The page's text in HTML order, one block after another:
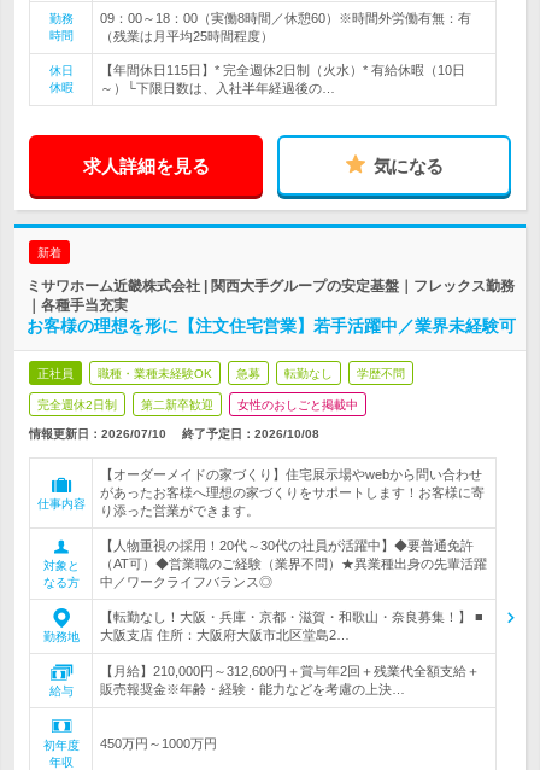
勤務
時間
09：00～18：00（実働8時間／休憩60）※時間外労働有無：有
（残業は月平均25時間程度）
休日
休暇
【年間休日115日】* 完全週休2日制（火水）* 有給休暇（10日
～）└下限日数は、入社半年経過後の…
求人詳細を見る 気になる
新着
ミサワホーム近畿株式会社 | 関西大手グループの安定基盤｜フレックス勤務
｜各種手当充実
お客様の理想を形に【注文住宅営業】若手活躍中／業界未経験可
正社員 職種・業種未経験OK 急募 転勤なし 学歴不問
完全週休2日制 第二新卒歓迎 女性のおしごと掲載中
情報更新日：2026/07/10 終了予定日： 2026/10/08
仕事内容
【オーダーメイドの家づくり】住宅展示場やwebから問い合わせ
があったお客様へ理想の家づくりをサポートします！お客様に寄
り添った営業ができます。
対象と
なる方
【人物重視の採用！20代～30代の社員が活躍中】◆要普通免許
（AT可）◆営業職のご経験（業界不問）★異業種出身の先輩活躍
中／ワークライフバランス◎
勤務地
【転勤なし！大阪・兵庫・京都・滋賀・和歌山・奈良募集！】 ■
大阪支店 住所：大阪府大阪市北区堂島2…
給与
【月給】210,000円～312,600円＋賞与年2回＋残業代全額支給＋
販売報奨金※年齢・経験・能力などを考慮の上決…
初年度
年収
450万円～1000万円